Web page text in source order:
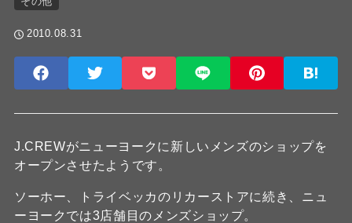
2010.08.31
J.CREWがニューヨークに新しいメンズのショップを
オープンさせたようです。
ソーホー、トライベッカのリカーストアに続き、ニュ
ーヨークでは3店舗目のメンズショップ。